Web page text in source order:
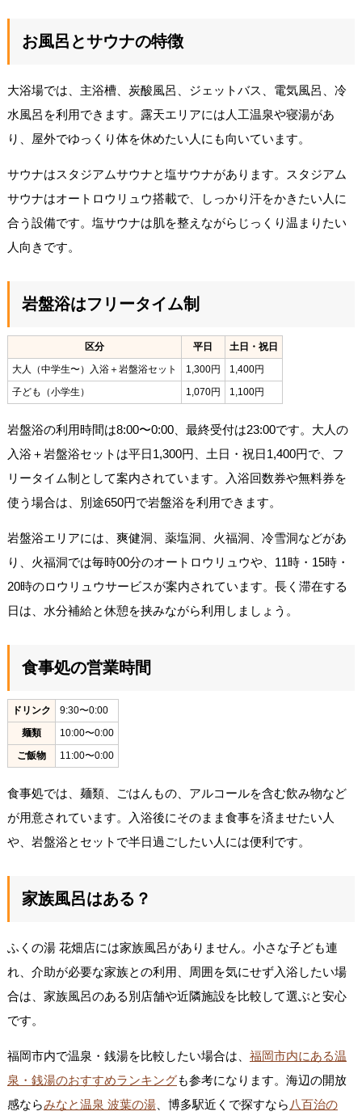
お風呂とサウナの特徴
大浴場では、主浴槽、炭酸風呂、ジェットバス、電気風呂、冷
水風呂を利用できます。露天エリアには人工温泉や寝湯があ
り、屋外でゆっくり体を休めたい人にも向いています。
サウナはスタジアムサウナと塩サウナがあります。スタジアム
サウナはオートロウリュウ搭載で、しっかり汗をかきたい人に
合う設備です。塩サウナは肌を整えながらじっくり温まりたい
人向きです。
岩盤浴はフリータイム制
区分 平日
土日・祝日
大人（中学生〜）入浴＋岩盤浴セット
1,300円
1,400円
子ども（小学生）
1,070円 1,100円
岩盤浴の利用時間は8:00〜0:00、最終受付は23:00です。大人の
入浴＋岩盤浴セットは平日1,300円、土日・祝日1,400円で、フ
リータイム制として案内されています。入浴回数券や無料券を
使う場合は、別途650円で岩盤浴を利用できます。
岩盤浴エリアには、爽健洞、薬塩洞、火福洞、冷雪洞などがあ
り、火福洞では毎時00分のオートロウリュウや、11時・15時・
20時のロウリュウサービスが案内されています。長く滞在する
日は、水分補給と休憩を挟みながら利用しましょう。
食事処の営業時間
ドリンク
9:30〜0:00
麺類
10:00〜0:00
ご飯物
11:00〜0:00
食事処では、麺類、ごはんもの、アルコールを含む飲み物など
が用意されています。入浴後にそのまま食事を済ませたい人
や、岩盤浴とセットで半日過ごしたい人には便利です。
家族風呂はある？
ふくの湯 花畑店には家族風呂がありません。小さな子ども連
れ、介助が必要な家族との利用、周囲を気にせず入浴したい場
合は、家族風呂のある別店舗や近隣施設を比較して選ぶと安心
です。
福岡市内で温泉・銭湯を比較したい場合は、 福岡市内にある温
泉・銭湯のおすすめランキングも参考になります。海辺の開放
感ならみなと温泉 波葉の湯、博多駅近くで探すなら 八百治の